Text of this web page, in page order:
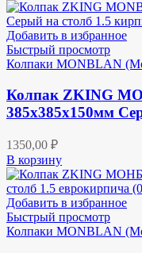
Добавить в избранное
Быстрый просмотр
Колпаки MONBLAN
Колпак ZKING
385х385х150мм
1350,00 ₽
В корзину
Добавить в избранное
Быстрый просмотр
Колпаки MONBLAN